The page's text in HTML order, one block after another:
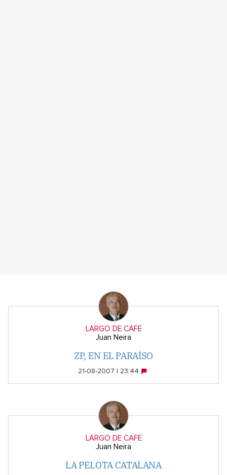
LARGO DE CAFE
Juan Neira
ZP, EN EL PARAÍSO
21-08-2007 | 23:44
LARGO DE CAFE
Juan Neira
LA PELOTA CATALANA